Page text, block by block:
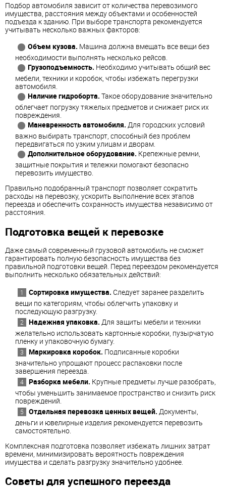
Подбор автомобиля зависит от количества перевозимого
имущества, расстояния между объектами и особенностей
подъезда к зданию. При выборе транспорта рекомендуется
учитывать несколько важных факторов:
Объем кузова. Машина должна вмещать все вещи без
необходимости выполнять несколько рейсов.
Грузоподъемность. Необходимо учитывать общий вес
мебели, техники и коробок, чтобы избежать перегрузки
автомобиля.
Наличие гидроборта. Такое оборудование значительно
облегчает погрузку тяжелых предметов и снижает риск их
повреждения.
Маневренность автомобиля. Для городских условий
важно выбирать транспорт, способный без проблем
передвигаться по узким улицам и дворам.
Дополнительное оборудование. Крепежные ремни,
защитные покрытия и тележки помогают безопасно
перевозить имущество.
Правильно подобранный транспорт позволяет сократить
расходы на перевозку, ускорить выполнение всех этапов
переезда и обеспечить сохранность имущества независимо от
расстояния.
Подготовка вещей к перевозке
Даже самый современный грузовой автомобиль не сможет
гарантировать полную безопасность имущества без
правильной подготовки вещей. Перед переездом рекомендуется
выполнить несколько обязательных действий:
Сортировка имущества. Следует заранее разделить
вещи по категориям, чтобы облегчить упаковку и
последующую разгрузку.
Надежная упаковка. Для защиты мебели и техники
желательно использовать картонные коробки, пузырчатую
пленку и упаковочную бумагу.
Маркировка коробок. Подписанные коробки
значительно упрощают процесс распаковки после
завершения переезда.
Разборка мебели. Крупные предметы лучше разобрать,
чтобы уменьшить занимаемое пространство и снизить риск
повреждений.
Отдельная перевозка ценных вещей. Документы,
деньги и ювелирные изделия рекомендуется перевозить
самостоятельно.
Комплексная подготовка позволяет избежать лишних затрат
времени, минимизировать вероятность повреждения
имущества и сделать разгрузку значительно удобнее.
Советы для успешного переезда